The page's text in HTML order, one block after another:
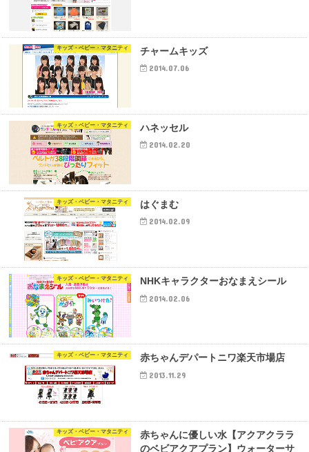
キッズ・ベビー・マタニティ チャームキッズ
2014.07.06
キッズ・ベビー・マタニティ ハネッセル
2014.02.20
キッズ・ベビー・マタニティ はぐまむ
2014.02.09
キッズ・ベビー・マタニティ NHKキャラクターおなまえシール
2014.02.06
キッズ・ベビー・マタニティ 赤ちゃんデパートニワ楽天市場店
2013.11.29
キッズ・ベビー・マタニティ
赤ちゃんに優しい水【アクアクララ
のベビアクアプラン】ウォーターサ